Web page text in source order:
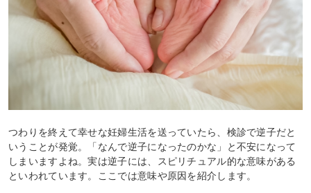
つわりを終えて幸せな妊婦生活を送っていたら、検診で逆子だと
いうことが発覚。「なんで逆子になったのかな」と不安になって
しまいますよね。実は逆子には、スピリチュアル的な意味がある
といわれています。ここでは意味や原因を紹介します。